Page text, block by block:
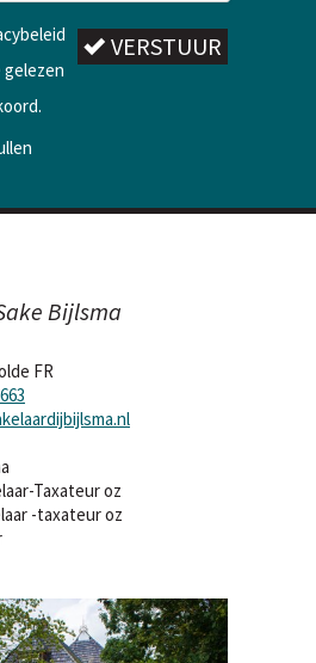
VERSTUUR
Bijlsma
FR
Taxateur oz
-taxateur oz